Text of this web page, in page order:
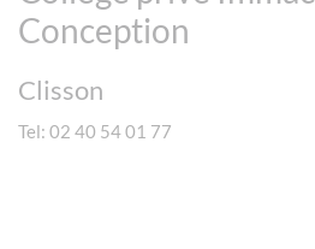
Conception
Clisson
Tel: 02 40 54 01 77